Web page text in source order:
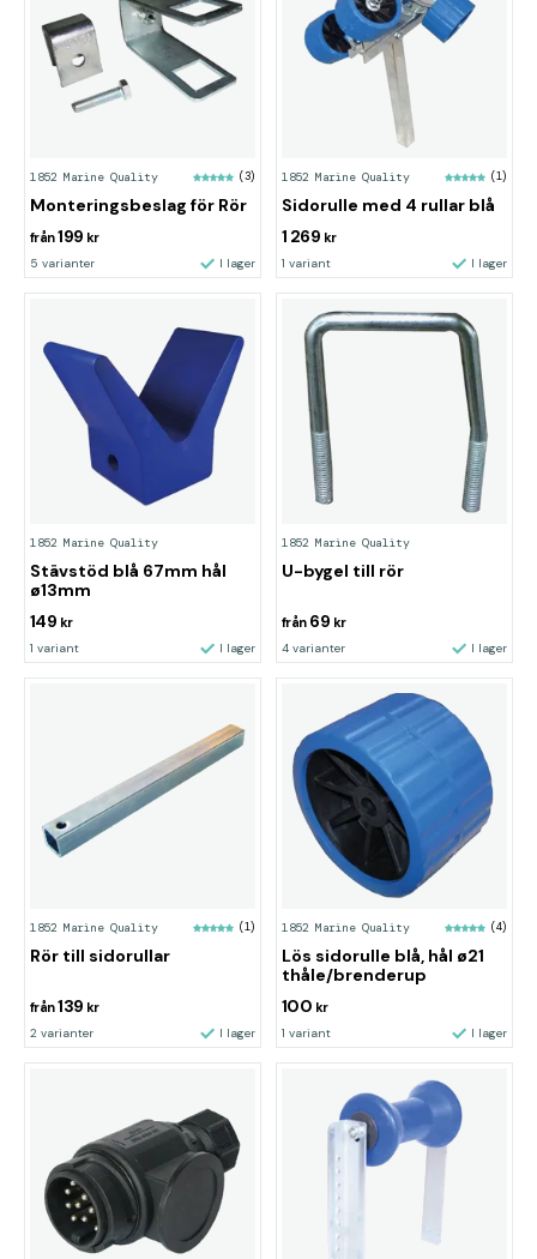
1852 Marine Quality (3)
Monteringsbeslag för Rör
från199 kr
5 varianter I lager
1852 Marine Quality (1)
Sidorulle med 4 rullar blå
1 269 kr
1 variant I lager
1852 Marine Quality
Stävstöd blå 67mm hål
ø13mm
149 kr
1 variant I lager
1852 Marine Quality
U-bygel till rör
från 69 kr
4 varianter I lager
1852 Marine Quality (1)
Rör till sidorullar
från139 kr
2 varianter I lager
1852 Marine Quality (4)
Lös sidorulle blå, hål ø21
thåle/brenderup
100 kr
1 variant I lager